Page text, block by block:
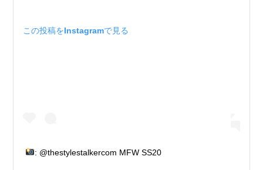
この投稿をInstagramで見る
: @thestylestalkercom MFW SS20